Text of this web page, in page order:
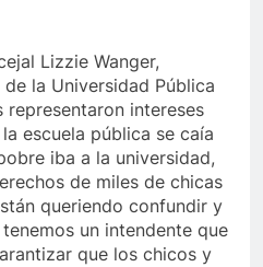
Lizzie Wanger,
la Universidad Pública
representaron intereses
escuela pública se caía
iba a la universidad,
de miles de chicas
queriendo confundir y
un intendente que
que los chicos y